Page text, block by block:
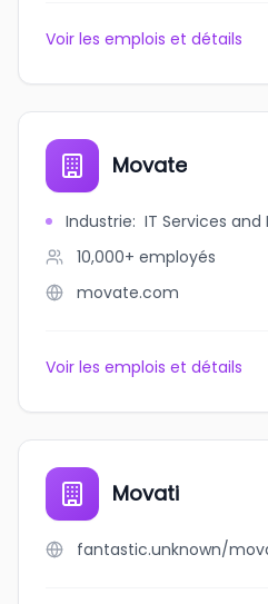
Voir les emplois et détails
Movate
Industrie: IT Services and
10,000+ employés
movate.com
Voir les emplois et détails
Movati
fantastic.unknown/